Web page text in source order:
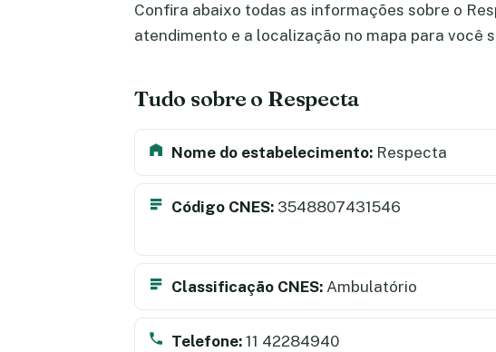
Confira abaixo todas as informações sobre o
atendimento e a localização no mapa para você
Tudo sobre o Respecta
Nome do estabelecimento: Respecta
Código CNES: 3548807431546
Classificação CNES: Ambulatório
Telefone: 11 42284940